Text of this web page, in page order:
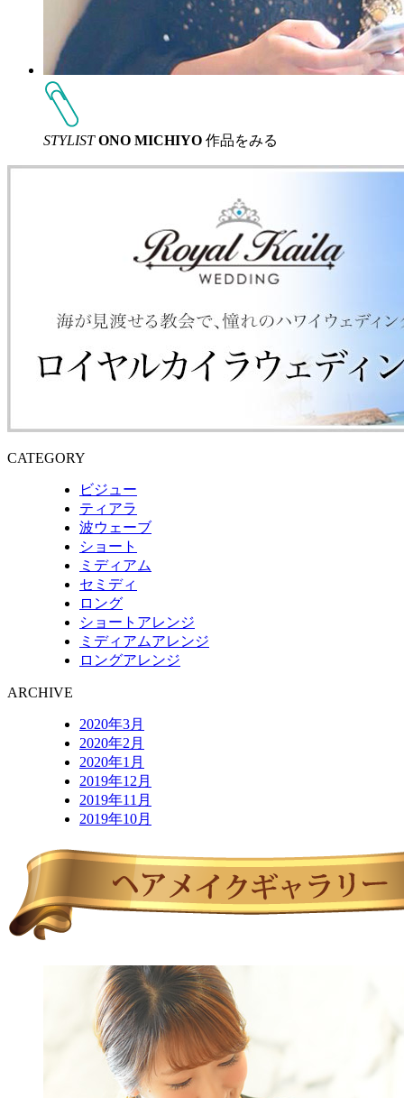
STYLIST ONO MICHIYO 作品をみる
CATEGORY
ビジュー
ティアラ
波ウェーブ
ショート
ミディアム
セミディ
ロング
ショートアレンジ
ミディアムアレンジ
ロングアレンジ
ARCHIVE
2020年3月
2020年2月
2020年1月
2019年12月
2019年11月
2019年10月